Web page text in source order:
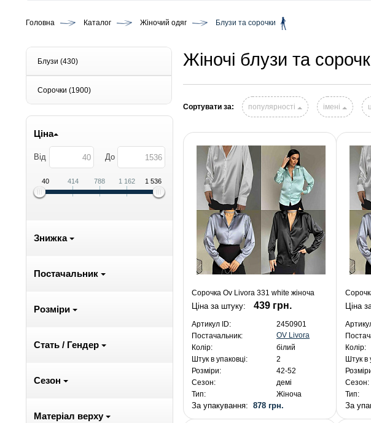
Головна Каталог Жіночий одяг Блузи та сорочки
Блузи (430)
Сорочки (1900)
Ціна
Від До
40 414 788 1 162 1 536
Знижка
Постачальник
Розміри
Стать / Гендер
Сезон
Матеріал верху
Жіночі блузи та
Сортувати за: популярності імені
Сорочка Ov Livora 331 white жіноча
Ціна за штуку: 439 грн.
Артикул ID:
2450901
Постачальник:
OV Livora
Колір:
білий
Штук в упаковці:
2
Розміри:
42-52
Сезон:
демі
Тип:
Жіноча
За упакування:878 грн.
Ціна
Колір:
Штук в
Сезон:
Тип:
За